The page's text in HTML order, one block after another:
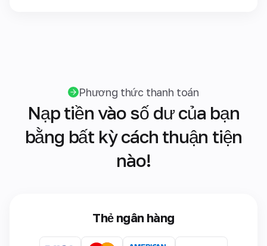
Phương thức thanh toán
Nạp tiền vào số dư của bạn
bằng bất kỳ cách thuận tiện
nào!
Thẻ ngân hàng